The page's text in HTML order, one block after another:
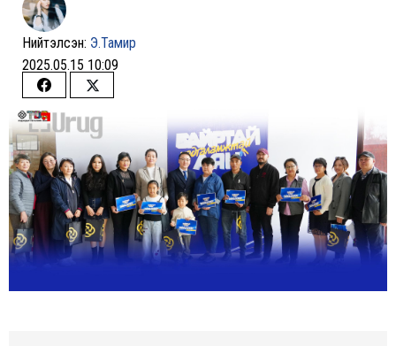
Нийтэлсэн: Э.Тамир
2025.05.15 10:09
Share
on
Facebook
Share
on
Twitter